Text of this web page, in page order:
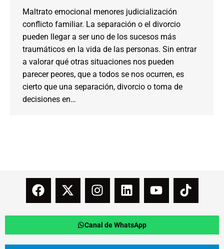
Maltrato emocional menores judicialización
conflicto familiar. La separación o el divorcio
pueden llegar a ser uno de los sucesos más
traumáticos en la vida de las personas. Sin entrar
a valorar qué otras situaciones nos pueden
parecer peores, que a todos se nos ocurren, es
cierto que una separación, divorcio o toma de
decisiones en…
Canal de WhatsApp